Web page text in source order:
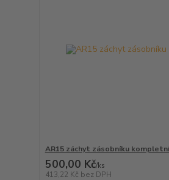
AR15 záchyt zásobníku kompletní
500,00 Kč/ks
413,22 Kč bez DPH